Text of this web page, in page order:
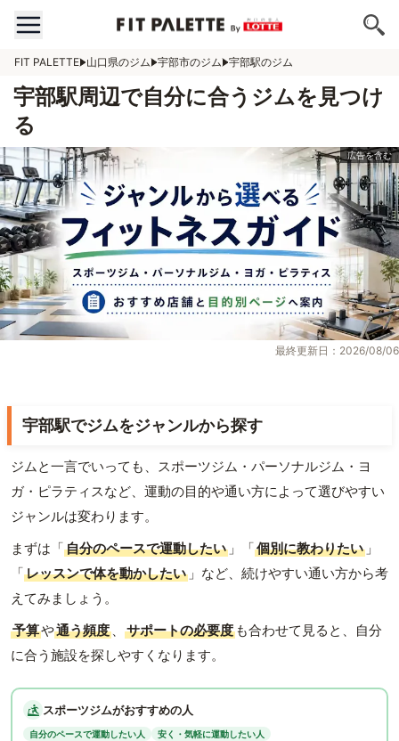
FIT PALETTE 山口県のジム 宇部市のジム 宇部駅のジム
宇部駅周辺で自分に合うジムを見つけ
る
最終更新日：2026/08/06
宇部駅でジムをジャンルから探す
ジムと一言でいっても、スポーツジム・パーソナルジム・ヨ
ガ・ピラティスなど、運動の目的や通い方によって選びやすい
ジャンルは変わります。
まずは「自分のペースで運動したい 」「個別に教わりたい 」
「レッスンで体を動かしたい 」など、続けやすい通い方から考
えてみましょう。
予算や通う頻度 、 サポートの必要度 も合わせて見ると、自分
に合う施設を探しやすくなります。
スポーツジムがおすすめの人
自分のペースで運動したい人
安く・気軽に運動したい人